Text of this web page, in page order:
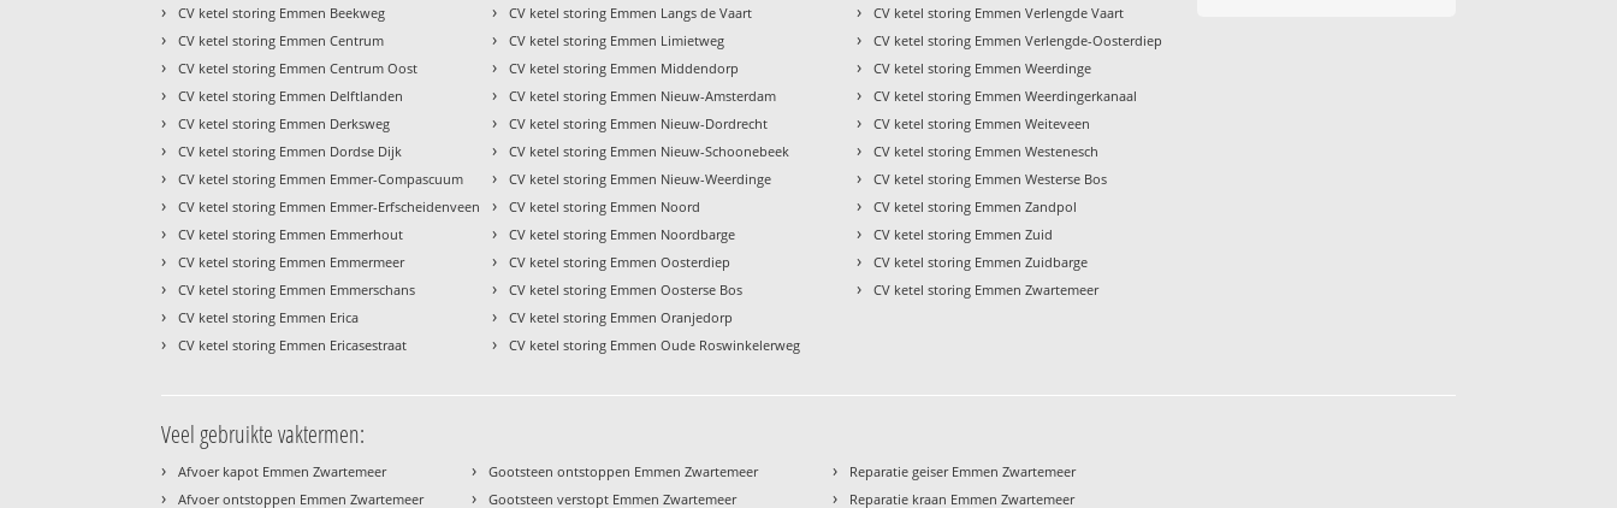
› CV ketel storing Emmen Beekweg
› CV ketel storing Emmen Centrum
› CV ketel storing Emmen Centrum Oost
› CV ketel storing Emmen Delftlanden
› CV ketel storing Emmen Derksweg
› CV ketel storing Emmen Dordse Dijk
› CV ketel storing Emmen Emmer-Compascuum
› CV ketel storing Emmen Emmer-Erfscheidenveen
› CV ketel storing Emmen Emmerhout
› CV ketel storing Emmen Emmermeer
› CV ketel storing Emmen Emmerschans
› CV ketel storing Emmen Erica
› CV ketel storing Emmen Ericasestraat
› CV ketel storing Emmen Langs de Vaart
› CV ketel storing Emmen Limietweg
› CV ketel storing Emmen Middendorp
› CV ketel storing Emmen Nieuw-Amsterdam
› CV ketel storing Emmen Nieuw-Dordrecht
› CV ketel storing Emmen Nieuw-Schoonebeek
› CV ketel storing Emmen Nieuw-Weerdinge
› CV ketel storing Emmen Noord
› CV ketel storing Emmen Noordbarge
› CV ketel storing Emmen Oosterdiep
› CV ketel storing Emmen Oosterse Bos
› CV ketel storing Emmen Oranjedorp
› CV ketel storing Emmen Oude Roswinkelerweg
› CV ketel storing Emmen Verlengde Vaart
› CV ketel storing Emmen Verlengde-Oosterdiep
› CV ketel storing Emmen Weerdinge
› CV ketel storing Emmen Weerdingerkanaal
› CV ketel storing Emmen Weiteveen
› CV ketel storing Emmen Westenesch
› CV ketel storing Emmen Westerse Bos
› CV ketel storing Emmen Zandpol
› CV ketel storing Emmen Zuid
› CV ketel storing Emmen Zuidbarge
› CV ketel storing Emmen Zwartemeer
Veel gebruikte vaktermen:
› Afvoer kapot Emmen Zwartemeer
› Afvoer ontstoppen Emmen Zwartemeer
› Gootsteen ontstoppen Emmen Zwartemeer
› Gootsteen verstopt Emmen Zwartemeer
› Reparatie geiser Emmen Zwartemeer
› Reparatie kraan Emmen Zwartemeer